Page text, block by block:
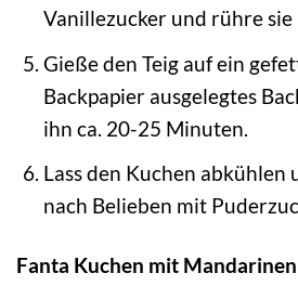
Vanillezucker und rühre sie
Gieße den Teig auf ein
Backpapier ausgelegtes
ihn ca. 20-25 Minuten.
Lass den Kuchen abkühlen
nach Belieben mit
Fanta Kuchen mit